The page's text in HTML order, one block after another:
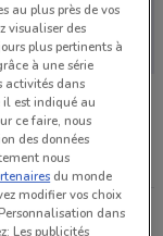
le moment
laye
au plus près de vos
visualiser des
plus pertinents à
à une série
activités dans
est indiqué au
ce faire, nous
des données
nous
du monde
modifier vos choix
dans
Les publicités